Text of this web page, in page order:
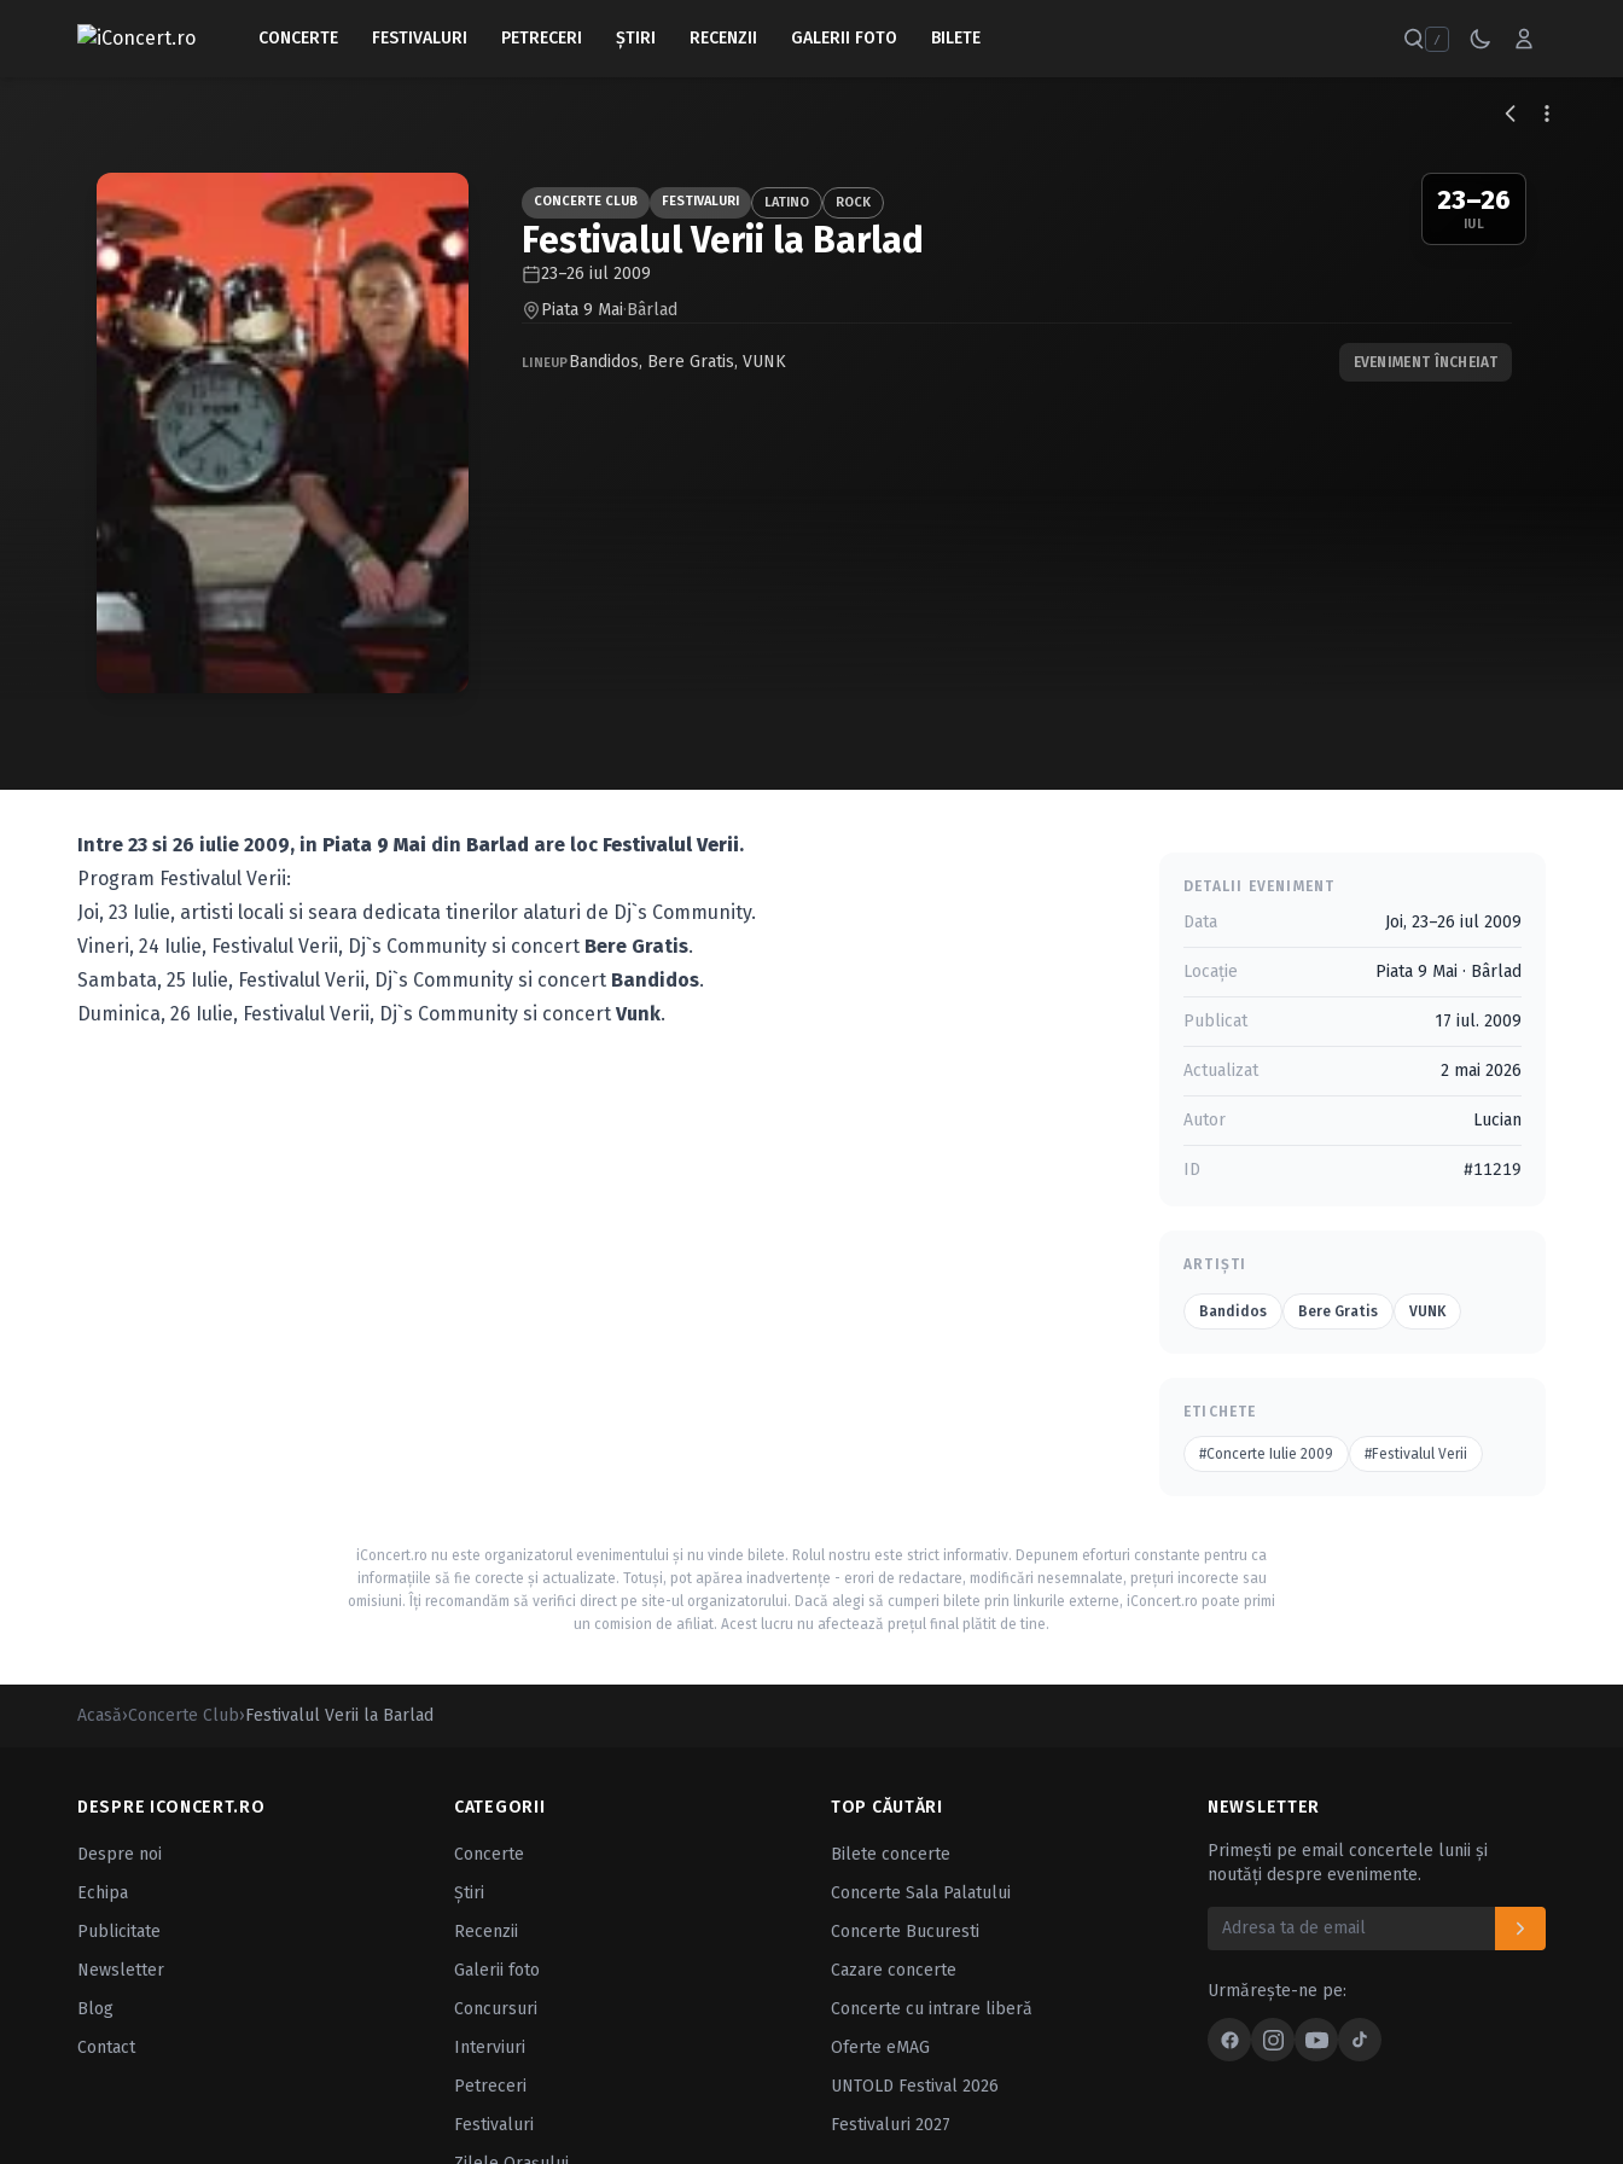
CONCERTE FESTIVALURI PETRECERI ŞTIRI RECENZII GALERII FOTO BILETE /
23–26
IUL
CONCERTE CLUB FESTIVALURI LATINO ROCK
Festivalul Verii la Barlad
23–26 iul 2009
Piata 9 Mai·Bârlad
LINEUPBandidos, Bere Gratis, VUNK EVENIMENT ÎNCHEIAT
Intre 23 si 26 iulie 2009, in Piata 9 Mai din Barlad are loc Festivalul Verii.
Program Festivalul Verii:
Joi, 23 Iulie, artisti locali si seara dedicata tinerilor alaturi de Dj`s Community.
Vineri, 24 Iulie, Festivalul Verii, Dj`s Community si concert Bere Gratis.
Sambata, 25 Iulie, Festivalul Verii, Dj`s Community si concert Bandidos.
Duminica, 26 Iulie, Festivalul Verii, Dj`s Community si concert Vunk.
DETALII EVENIMENT
Data Joi, 23–26 iul 2009
Locație Piata 9 Mai · Bârlad
Publicat 17 iul. 2009
Actualizat 2 mai 2026
Autor Lucian
ID #11219
ARTIȘTI
Bandidos Bere Gratis VUNK
ETICHETE
#Concerte Iulie 2009 #Festivalul Verii
iConcert.ro nu este organizatorul evenimentului și nu vinde bilete. Rolul nostru este strict informativ. Depunem eforturi constante pentru ca
informațiile să fie corecte și actualizate. Totuși, pot apărea inadvertențe - erori de redactare, modificări nesemnalate, prețuri incorecte sau
omisiuni. Îți recomandăm să verifici direct pe site-ul organizatorului. Dacă alegi să cumperi bilete prin linkurile externe, iConcert.ro poate primi
un comision de afiliat. Acest lucru nu afectează prețul final plătit de tine.
Acasă›Concerte Club›Festivalul Verii la Barlad
DESPRE ICONCERT.RO
Despre noi
Echipa
Publicitate
Newsletter
Blog
Contact
CATEGORII
Concerte
Ştiri
Recenzii
Galerii foto
Concursuri
Interviuri
Petreceri
Festivaluri
TOP CĂUTĂRI
Bilete concerte
Concerte Sala Palatului
Concerte Bucuresti
Cazare concerte
Concerte cu intrare liberă
Oferte eMAG
UNTOLD Festival 2026
Festivaluri 2027
NEWSLETTER
Primești pe email concertele lunii și
noutăți despre evenimente.
Urmărește-ne pe: